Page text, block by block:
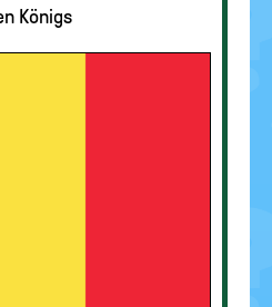
Königs